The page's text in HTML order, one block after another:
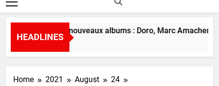
HEADLINES
L’aperçu des nouveaux albums : Doro, Marc Amacher et
7 Hours Ago
Home 2021 August
24